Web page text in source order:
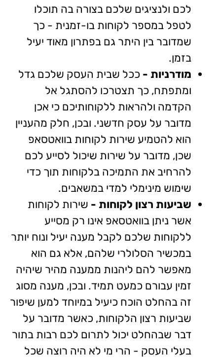
לכם ולנציגים שלכם בצורה בה תוכלו
לטפל במספר לקוחות בו-זמנית - כך
שמדובר בין היתר גם בפתרון מאוד יעיל
בזמן.
מודרניות - ככל שבית העסק שלכם גדל
ומתפתח, כך תצטרכו להסתגל אל
הקדמה ולהראות ללקוחותיכם כי אכן
מדובר על עסק חדשני. ובכן, חלק מהעניין
הוא להטמיע שירות לקוחות בוואטסאפ
שכן, מדובר על שירות שיכול לסייע לכם
להרחיב את התמיכה בלקוחות תוך כדי
שימוש מינימלי למדי במשאבים.
שביעות רצון לקוחות - שירות לקוחות
אשר ניתן בוואטסאפ אינו רק מסייע
ללקוחות שלכם לקבל מענה יעיל ונוח יותר
במכשיר הסלולרי שלהם, אלא גם הוא
מאפשר להם ליהנות ממענה מהיר שיהיה
זמין עבורם כמעט תמיד. ובכן, מענה מסוג
זה בהחלט הוכח כיעיל במיוחד למען שיפור
שביעות רצון הלקוחות, כאשר מדובר על
דבר שבהחלט יכול לתרום לכם רבות בתור
בעלי העסק - הרי מי לא היה רוצה שכל